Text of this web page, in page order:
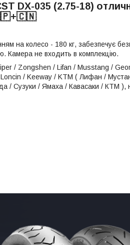
DX-035 (2.75-18)
🇯🇵+🇨🇳
на колесо - 180 кг, забезпечує
Камера не входить в комплекцію.
/ Zongshen / Lifan / Musstang /
/ Keeway / KTM ( Лифан /
/ Сузуки / Ямаха / Кавасаки / КТМ ),